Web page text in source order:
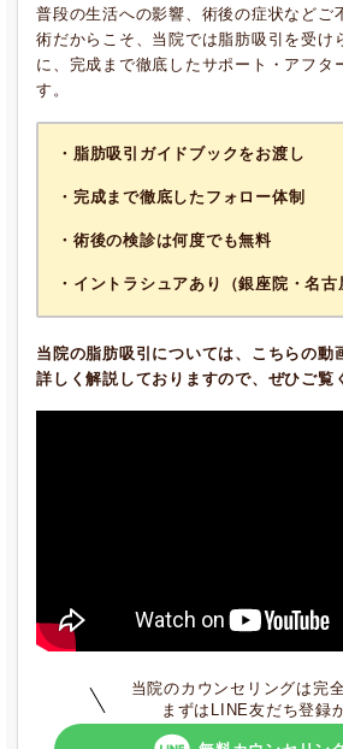
普段の生活への影響、術後の症状などご
術だからこそ、当院では脂肪吸引を受け
に、完成まで徹底したサポート・アフタ
す。
・脂肪吸引ガイドブックをお渡し
・完成まで徹底したフォロー体制
・術後の検診は何度でも無料
・イントラシュアあり（銀座院・名古
当院の脂肪吸引については、こちらの動
詳しく解説しておりますので、ぜひご覧
当院のカウンセリングは完
まずはLINE友だち登録